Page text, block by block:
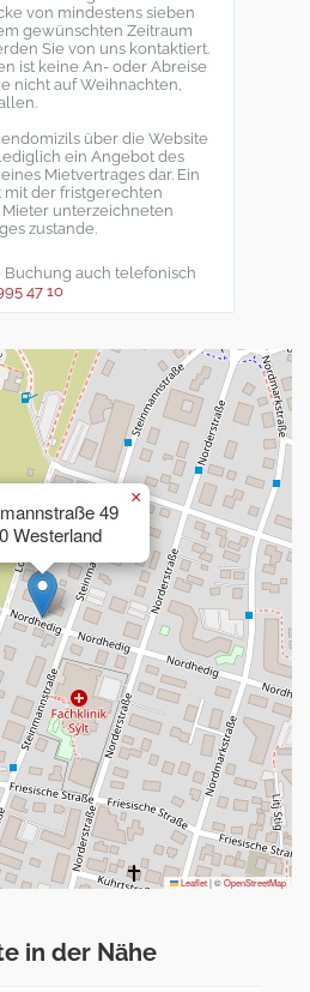
von mindestens sieben
gewünschten Zeitraum
Sie von uns kontaktiert.
ist keine An- oder Abreise
nicht auf Weihnachten,
über die Website
ein Angebot des
Mietvertrages dar. Ein
der fristgerechten
unterzeichneten
zustande.
auch telefonisch
47 10
49
Westerland
×
Leaflet|©OpenStreetMap
in der Nähe